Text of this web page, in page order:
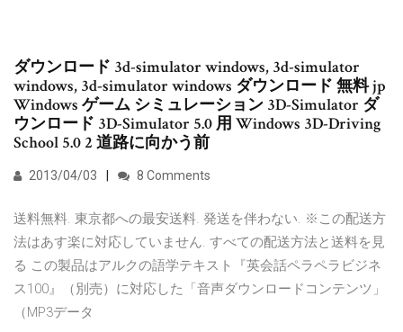
ダウンロード 3d-simulator windows, 3d-simulator
windows, 3d-simulator windows ダウンロード 無料 jp
Windows ゲーム シミュレーション 3D-Simulator ダ
ウンロード 3D-Simulator 5.0 用 Windows 3D-Driving
School 5.0 2 道路に向かう前
2013/04/03 8 Comments
送料無料. 東京都への最安送料. 発送を伴わない. ※この配送方
法はあす楽に対応していません. すべての配送方法と送料を見
る この製品はアルクの語学テキスト『英会話ペラペラビジネ
ス100』（別売）に対応した「音声ダウンロードコンテンツ」
（MP3データ